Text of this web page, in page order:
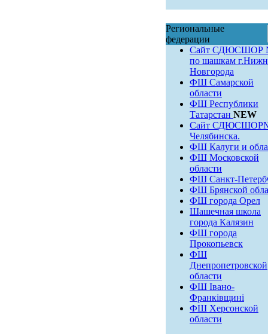
Региональные
федерации
Сайт СДЮСШОР
по шашкам
Новгорода
ФШ Самарской
области
ФШ Республики
Татарстан NEW
Сайт
Челябинска.
ФШ Калуги и
ФШ Московской
области
ФШ Санкт-
ФШ Брянской
ФШ города Орел
Шашечная школа
города Калязин
ФШ города
Прокопьевск
ФШ
Днепропетровской
области
ФШ Івано-
Франківщині
ФШ Херсонской
области